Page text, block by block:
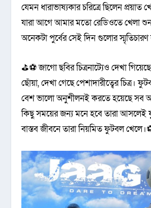
যেমন ধারাভাষ্যকার চরিত্রে ছিলেন প্রয়াত
যারা আগে আমার মতো রেডিওতে খেলা
অনেকটা পুর্বের সেই দিন গুলোর
⛳⚽ জাগো ছবির চিত্রনাট্যেও দেখা
ছোঁয়া, দেখা গেছে পেশাদারীত্বের চিত্র।
বেশ ভালো অনুশীলনই করতে হয়েছে সব
কিছু সময়ের জন্য মনে হবে তারা আসলেই
বাস্তব জীবনে তারা নিয়মিত ফুটবল